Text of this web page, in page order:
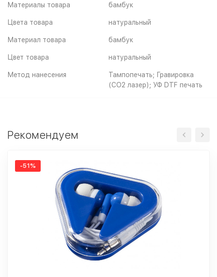
Материалы товара бамбук
Цвета товара натуральный
Материал товара бамбук
Цвет товара натуральный
Метод нанесения
Тампопечать; Гравировка
(CO2 лазер); УФ DTF печать
Рекомендуем
-51%